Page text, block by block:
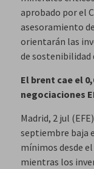
aprobado por el
asesoramiento
orientarán las
de sostenibilidad
El brent cae el
negociaciones
Madrid, 2 jul
septiembre baja
mínimos desde
mientras los